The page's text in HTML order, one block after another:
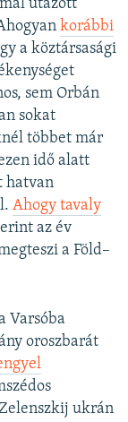
utazott
korábbi
a köztársasági
sem Orbán
sokat
többet már
idő alatt
hatvan
Ahogy tavaly
az év
a Föld–
Varsóba
oroszbarát
ukrán